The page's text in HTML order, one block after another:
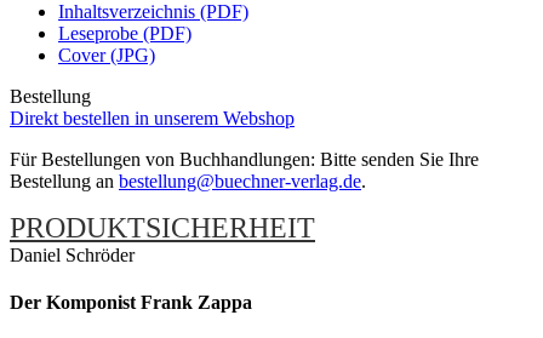
Inhaltsverzeichnis (PDF)
Leseprobe (PDF)
Cover (JPG)
Bestellung
Direkt bestellen in unserem Webshop
Für Bestellungen von Buchhandlungen: Bitte senden Sie Ihre
Bestellung an bestellung@buechner-verlag.de.
PRODUKTSICHERHEIT
Daniel Schröder
Der Komponist Frank Zappa